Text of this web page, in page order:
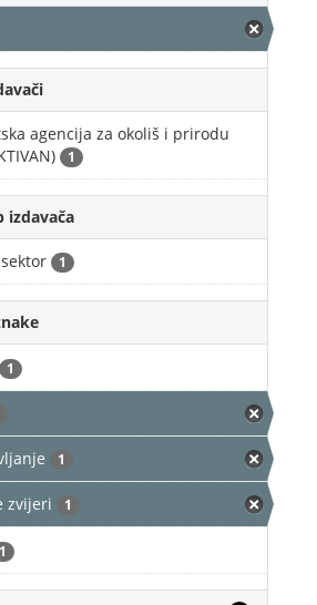
agencija za okoliš i prirodu
1
izdavača
1
1
1
zvijeri 1
1